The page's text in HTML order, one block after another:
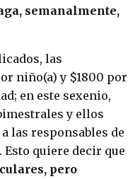
semanalmente,
las
niño(a) y $1800 por
en este sexenio,
y ellos
las responsables de
quiere decir que
pero